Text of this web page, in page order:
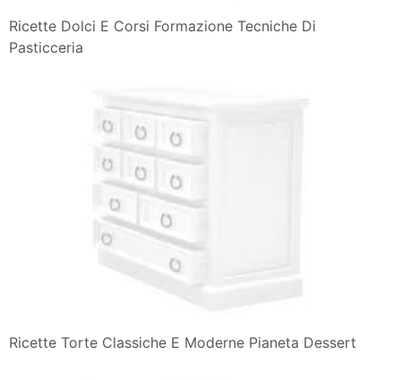
Ricette Dolci E Corsi Formazione Tecniche Di
Pasticceria
Ricette Torte Classiche E Moderne Pianeta Dessert